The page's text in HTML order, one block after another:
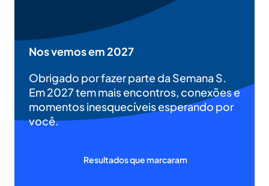
Nos vemos em 2027
Obrigado por fazer parte da Semana S.
Em 2027 tem mais encontros, conexões e
momentos inesquecíveis esperando por
você.
Resultados que marcaram